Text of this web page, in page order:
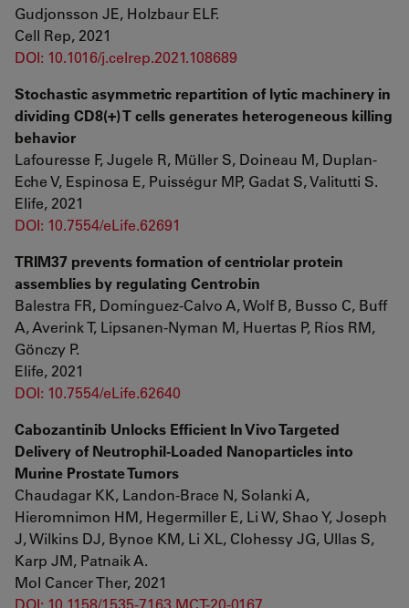
Gudjonsson JE, Holzbaur ELF.
Cell Rep, 2021
DOI: 10.1016/j.celrep.2021.108689
Stochastic asymmetric repartition of lytic machinery in
dividing CD8(+) T cells generates heterogeneous killing
behavior
Lafouresse F, Jugele R, Müller S, Doineau M, Duplan-
Eche V, Espinosa E, Puisségur MP, Gadat S, Valitutti S.
Elife, 2021
DOI: 10.7554/eLife.62691
TRIM37 prevents formation of centriolar protein
assemblies by regulating Centrobin
Balestra FR, Domínguez-Calvo A, Wolf B, Busso C, Buff
A, Averink T, Lipsanen-Nyman M, Huertas P, Ríos RM,
Gönczy P.
Elife, 2021
DOI: 10.7554/eLife.62640
Cabozantinib Unlocks Efficient In Vivo Targeted
Delivery of Neutrophil-Loaded Nanoparticles into
Murine Prostate Tumors
Chaudagar KK, Landon-Brace N, Solanki A,
Hieromnimon HM, Hegermiller E, Li W, Shao Y, Joseph
J, Wilkins DJ, Bynoe KM, Li XL, Clohessy JG, Ullas S,
Karp JM, Patnaik A.
Mol Cancer Ther, 2021
DOI: 10.1158/1535-7163.MCT-20-0167